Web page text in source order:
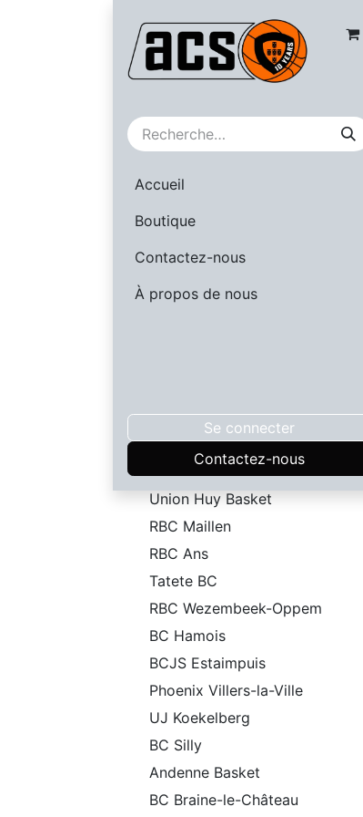
Accueil
Boutique
Contactez-nous
À propos de nous
Se connecter
Contactez-nous
Tous les produits
DHIKA - Webshop
ACS - Webshop
RSW Liège Basket
BCF Rebond Ottignies
Royal Waterloo Basket
UBC Binche
Dilbeek Basketbal
BC Harimalia
Union Huy Basket
RBC Maillen
RBC Ans
Tatete BC
RBC Wezembeek-Oppem
BC Hamois
BCJS Estaimpuis
​Phoenix Villers-la-Ville
UJ Koekelberg
BC Silly
Andenne Basket
BC Braine-le-Château